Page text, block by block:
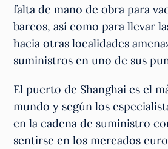
falta de mano de obra para
barcos, así como para llevar
hacia otras localidades
suministros en uno de sus
El puerto de Shanghai es el
mundo y según los
en la cadena de suministro
sentirse en los mercados